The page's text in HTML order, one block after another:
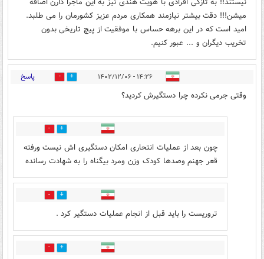
میشن!!! دقت بیشتر نیازمند همکاری مردم عزیز کشورمان را می طلبد.
امید است که در این برهه حساس با موفقیت از پیچ تاریخی بدون
تخریب دیگران و ... عبور کنیم.
۱۴:۲۶ - ۱۴۰۲/۱۲/۰۶ 0 پاسخ
وقتی جرمی نکرده چرا دستگیرش کردید؟
12
چون بعد از عملیات انتحاری امکان دستگیری اش نیست ورفته
قعر جهنم وصدها کودک وزن ومرد بیگناه را به شهادت رسانده
11
تروریست را باید قبل از انجام عملیات دستگیر کرد .
3